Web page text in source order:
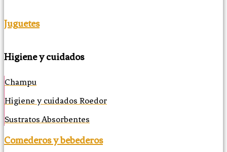
Juguetes
Higiene y cuidados
Champu
Higiene y cuidados Roedor
Sustratos Absorbentes
Comederos y bebederos